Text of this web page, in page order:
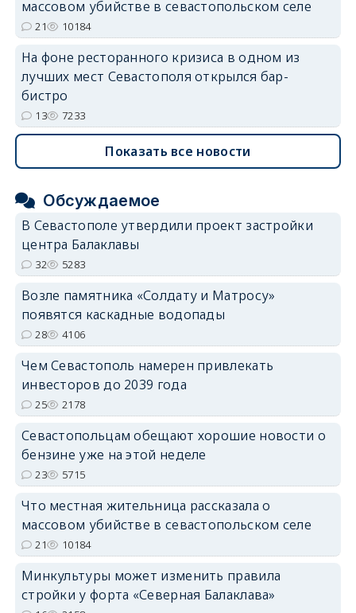
массовом убийстве в севастопольском селе
21 10184
На фоне ресторанного кризиса в одном из
лучших мест Севастополя открылся бар-
бистро
13 7233
Показать все новости
Обсуждаемое
В Севастополе утвердили проект застройки
центра Балаклавы
32 5283
Возле памятника «Солдату и Матросу»
появятся каскадные водопады
28 4106
Чем Севастополь намерен привлекать
инвесторов до 2039 года
25 2178
Севастопольцам обещают хорошие новости о
бензине уже на этой неделе
23 5715
Что местная жительница рассказала о
массовом убийстве в севастопольском селе
21 10184
Минкультуры может изменить правила
стройки у форта «Северная Балаклава»